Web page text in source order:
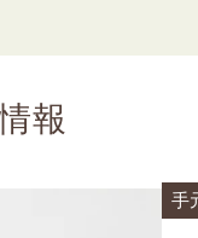
報
手